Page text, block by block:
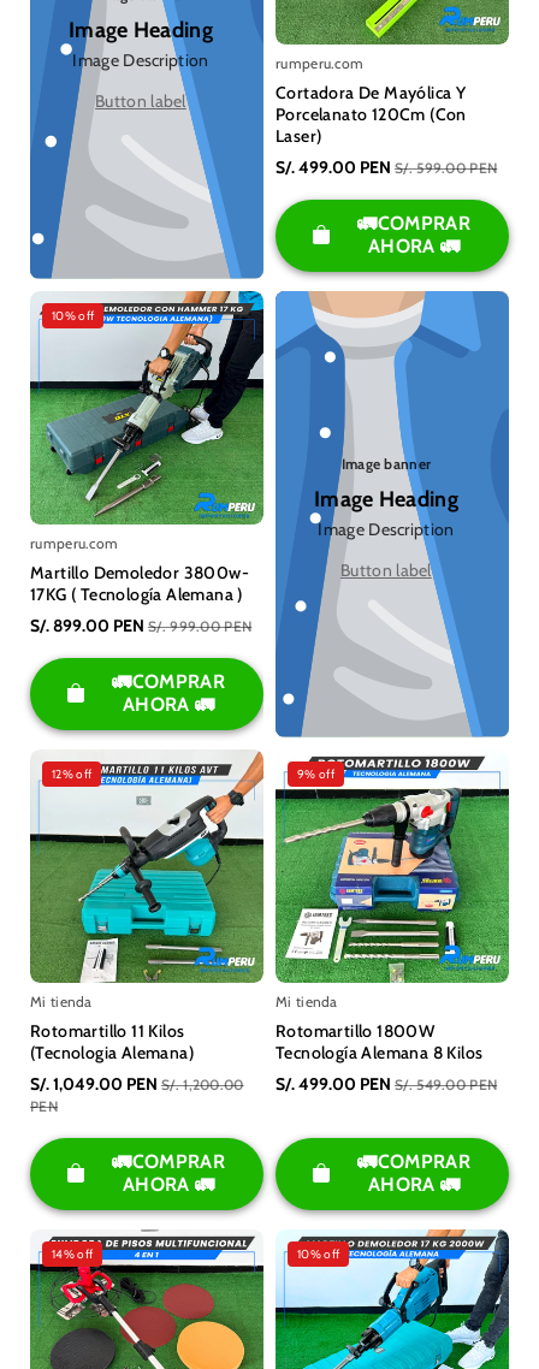
Image Heading
Image Description
Button label
rumperu.com
Cortadora De Mayólica Y
Porcelanato 120Cm (Con
Laser)
S/. 499.00 PEN S/. 599.00 PEN
🚛COMPRAR
AHORA 🚛
10% off
rumperu.com
Martillo Demoledor 3800w-
17KG ( Tecnología Alemana )
S/. 899.00 PEN S/. 999.00 PEN
🚛COMPRAR
AHORA 🚛
Image banner
Image Heading
Image Description
Button label
12% off
Mi tienda
Rotomartillo 11 Kilos
(Tecnologia Alemana)
S/. 1,049.00 PEN S/. 1,200.00
PEN
🚛COMPRAR
AHORA 🚛
9% off
Mi tienda
Rotomartillo 1800W
Tecnología Alemana 8 Kilos
S/. 499.00 PEN S/. 549.00 PEN
🚛COMPRAR
AHORA 🚛
14% off 10% off